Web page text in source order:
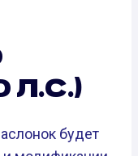
Л.С.)
будет